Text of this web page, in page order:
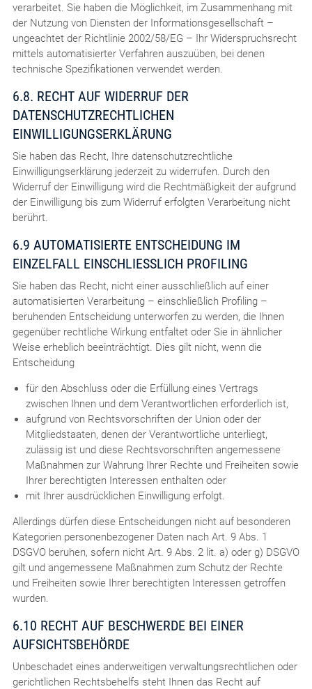
verarbeitet. Sie haben die Möglichkeit, im Zusammenhang mit
der Nutzung von Diensten der Informationsgesellschaft –
ungeachtet der Richtlinie 2002/58/EG – Ihr Widerspruchsrecht
mittels automatisierter Verfahren auszuüben, bei denen
technische Spezifikationen verwendet werden.
6.8. RECHT AUF WIDERRUF DER
DATENSCHUTZRECHTLICHEN
EINWILLIGUNGSERKLÄRUNG
Sie haben das Recht, Ihre datenschutzrechtliche
Einwilligungserklärung jederzeit zu widerrufen. Durch den
Widerruf der Einwilligung wird die Rechtmäßigkeit der aufgrund
der Einwilligung bis zum Widerruf erfolgten Verarbeitung nicht
berührt.
6.9 AUTOMATISIERTE ENTSCHEIDUNG IM
EINZELFALL EINSCHLIESSLICH PROFILING
Sie haben das Recht, nicht einer ausschließlich auf einer
automatisierten Verarbeitung – einschließlich Profiling –
beruhenden Entscheidung unterworfen zu werden, die Ihnen
gegenüber rechtliche Wirkung entfaltet oder Sie in ähnlicher
Weise erheblich beeinträchtigt. Dies gilt nicht, wenn die
Entscheidung
für den Abschluss oder die Erfüllung eines Vertrags
zwischen Ihnen und dem Verantwortlichen erforderlich ist,
aufgrund von Rechtsvorschriften der Union oder der
Mitgliedstaaten, denen der Verantwortliche unterliegt,
zulässig ist und diese Rechtsvorschriften angemessene
Maßnahmen zur Wahrung Ihrer Rechte und Freiheiten sowie
Ihrer berechtigten Interessen enthalten oder
mit Ihrer ausdrücklichen Einwilligung erfolgt.
Allerdings dürfen diese Entscheidungen nicht auf besonderen
Kategorien personenbezogener Daten nach Art. 9 Abs. 1
DSGVO beruhen, sofern nicht Art. 9 Abs. 2 lit. a) oder g) DSGVO
gilt und angemessene Maßnahmen zum Schutz der Rechte
und Freiheiten sowie Ihrer berechtigten Interessen getroffen
wurden.
6.10 RECHT AUF BESCHWERDE BEI EINER
AUFSICHTSBEHÖRDE
Unbeschadet eines anderweitigen verwaltungsrechtlichen oder
gerichtlichen Rechtsbehelfs steht Ihnen das Recht auf